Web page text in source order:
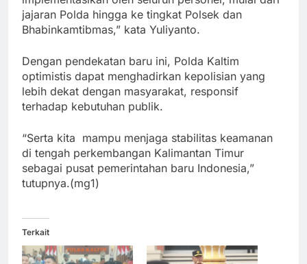
jajaran Polda hingga ke tingkat Polsek dan
Bhabinkamtibmas,” kata Yuliyanto.
Dengan pendekatan baru ini, Polda Kaltim
optimistis dapat menghadirkan kepolisian yang
lebih dekat dengan masyarakat, responsif
terhadap kebutuhan publik.
“Serta kita mampu menjaga stabilitas keamanan
di tengah perkembangan Kalimantan Timur
sebagai pusat pemerintahan baru Indonesia,”
tutupnya.(mg1)
Terkait